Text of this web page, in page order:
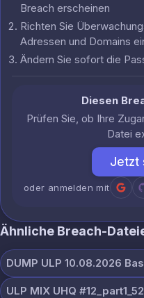
Breach erscheinen
Richten Sie
Adressen und Domains
Ändern Sie sofort die
Diesen
Prüfen Sie, ob Ihre
Datei
Jetzt
oder anmelden mit
Ähnliche Breach-
DUMP ULP 10.08.2026